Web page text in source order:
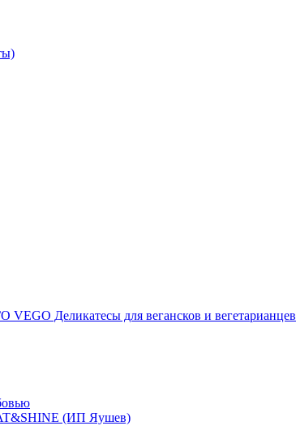
VEGO Деликатесы для вегансков и вегетарианцев
(ИП Яушев)